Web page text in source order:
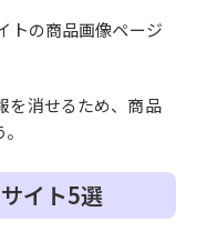
トの商品画像ページ
を消せるため、商品
イト5選